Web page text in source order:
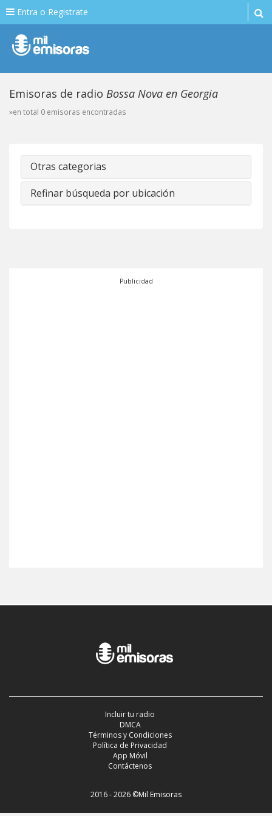
Entra o Registrate
Emisoras de radio Bossa Nova en Georgia
»en total 0 emisoras encontradas
Otras categorias
Refinar búsqueda por ubicación
Publicidad
Incluir tu radio
DMCA
Términos y Condiciones
Política de Privacidad
App Móvil
Contáctenos
2016 - 2026 ©Mil Emisoras